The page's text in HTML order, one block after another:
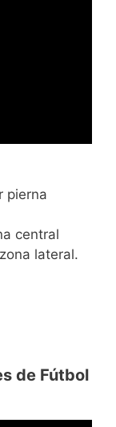
pierna
central
lateral.
de Fútbol